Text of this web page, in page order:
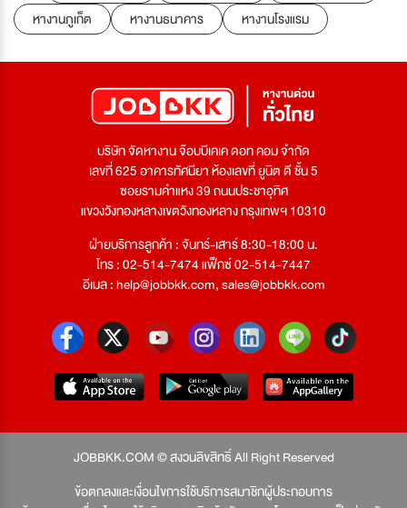
หางานภูเก็ต
หางานธนาคาร หางานโรงแรม
บริษัท จัดหางาน จ๊อบบีเคเค ดอท คอม จำกัด
เลขที่ 625 อาคารทัศนียา ห้องเลขที่ ยูนิต ดี ชั้น 5
ซอยรามคำแหง 39 ถนนประชาอุทิศ
แขวงวังทองหลางเขตวังทองหลาง กรุงเทพฯ 10310
ฝ่ายบริการลูกค้า : จันทร์-เสาร์ 8:30-18:00 น.
โทร : 02-514-7474 แฟ็กซ์ 02-514-7447
อีเมล :help@jobbkk.com,sales@jobbkk.com
JOBBKK.COM © สงวนลิขสิทธิ์ All Right Reserved
ข้อตกลงและเงื่อนไขการใช้บริการสมาชิกผู้ประกอบการ